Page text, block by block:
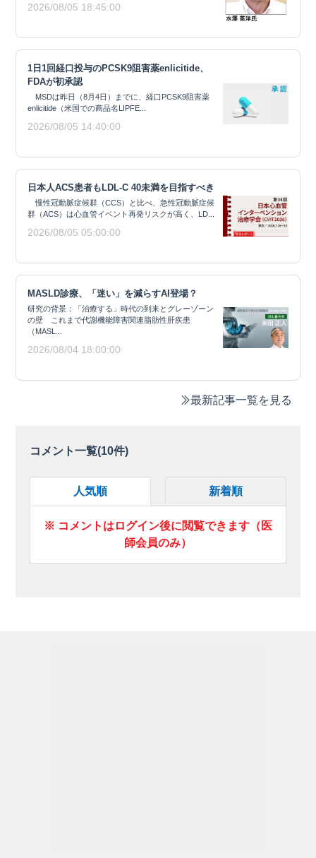
2026/08/05 18:45:00
1日1回経口投与のPCSK9阻害薬enlicitide、
FDAが初承認
MSDは昨日（8月4日）までに、経口PCSK9阻害薬
enlicitide（米国での商品名LIPFE...
2026/08/05 14:40:00
日本人ACS患者もLDL-C 40未満を目指すべき
慢性冠動脈症候群（CCS）と比べ、急性冠動脈症候
群（ACS）は心血管イベント再発リスクが高く、LD...
2026/08/05 05:00:00
MASLD診療、「迷い」を減らすAI登場？
研究の背景：「治療する」時代の到来とグレーゾーン
の壁 これまで代謝機能障害関連脂肪性肝疾患
（MASL...
2026/08/04 18:00:00
最新記事一覧を見る
コメント一覧(10件)
人気順 新着順
※ コメントはログイン後に閲覧できます（医
師会員のみ）